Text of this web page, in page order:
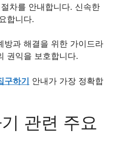
차를 안내합니다. 신속한
합니다.
방과 해결을 위한 가이드라
권익을 보호합니다.
구하기 안내가 가장 정확합
관련 주요